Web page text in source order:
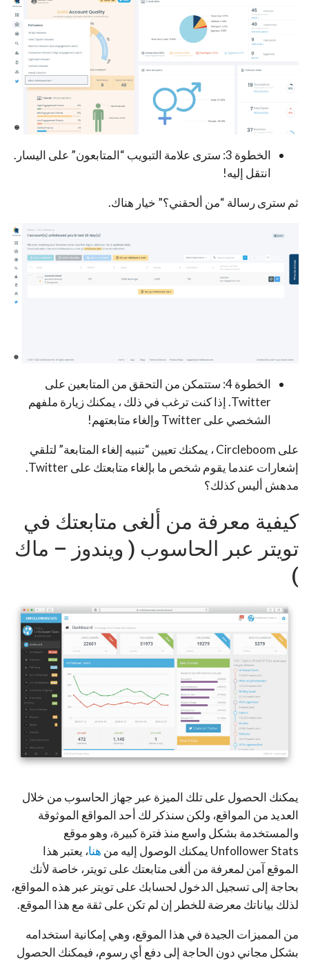
الخطوة 3: سترى علامة التبويب “المتابعون” على اليسار.
انتقل إليه!
ثم سترى رسالة “من ألحقني؟” خيار هناك.
الخطوة 4: ستتمكن من التحقق من المتابعين على
Twitter. إذا كنت ترغب في ذلك ، يمكنك زيارة ملفهم
الشخصي على Twitter وإلغاء متابعتهم!
على Circleboom ، يمكنك تعيين “تنبيه إلغاء المتابعة” لتلقي
إشعارات عندما يقوم شخص ما بإلغاء متابعتك على Twitter.
مدهش أليس كذلك؟
كيفية معرفة من ألغى متابعتك في
تويتر عبر الحاسوب ( ويندوز – ماك
)
يمكنك الحصول على تلك الميزة عبر جهاز الحاسوب من خلال
العديد من المواقع، ولكن سنذكر لك أحد المواقع الموثوقة
والمستخدمة بشكل واسع منذ فترة كبيرة، وهو موقع
Unfollower Stats يمكنك الوصول إليه من
هنا، يعتبر هذا
الموقع آمن لمعرفة من ألغى متابعتك على تويتر، خاصة لأنك
بحاجة إلى تسجيل الدخول لحسابك على تويتر عبر هذه المواقع،
لذلك بياناتك معرضة للخطر إن لم تكن على ثقة مع هذا الموقع.
من المميزات الجيدة في هذا الموقع، وهي إمكانية استخدامه
بشكل مجاني دون الحاجة إلى دفع أي رسوم، فيمكنك الحصول